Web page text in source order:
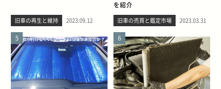
旧車の再生と維持 2023.09.12
を紹介
旧車の売買と鑑定市場 2023.03.31
5 6